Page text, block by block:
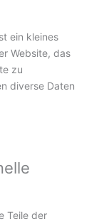
ein kleines
Website, das
zu
diverse Daten
Teile der